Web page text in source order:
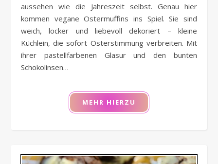
aussehen wie die Jahreszeit selbst. Genau hier
kommen vegane Ostermuffins ins Spiel. Sie sind
weich, locker und liebevoll dekoriert – kleine
Küchlein, die sofort Osterstimmung verbreiten. Mit
ihrer pastellfarbenen Glasur und den bunten
Schokolinsen…
MEHR HIERZU